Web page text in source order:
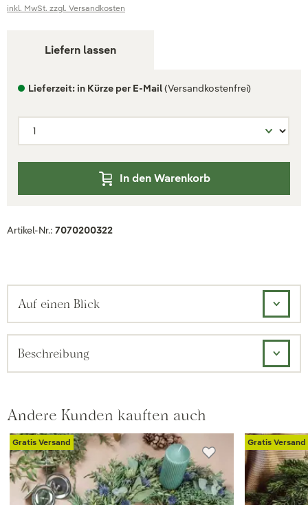
inkl. MwSt. zzgl. Versandkosten
Liefern lassen
Lieferzeit: in Kürze per E-Mail(Versandkostenfrei)
In den Warenkorb
Artikel-Nr.: 7070200322
Auf einen Blick
Beschreibung
Andere Kunden kauften auch
Gratis Versand Gratis Versand